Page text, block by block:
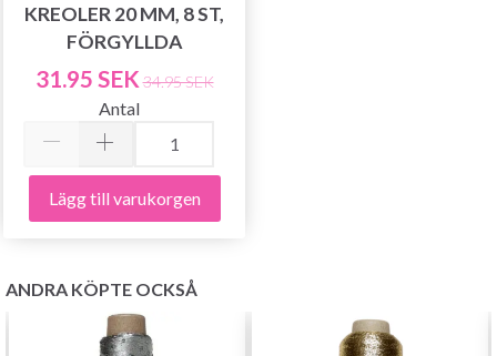
KREOLER 20 MM, 8 ST,
FÖRGYLLDA
31.95 SEK 34.95 SEK
Antal
Lägg till varukorgen
ANDRA KÖPTE OCKSÅ